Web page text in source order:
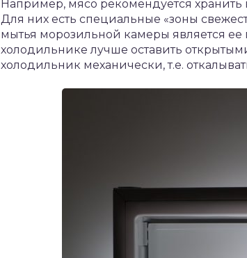
Например, мясо рекомендуется
Для них есть специальные «зоны
мытья морозильной камеры является
холодильнике лучше оставить
холодильник механически, т.е.